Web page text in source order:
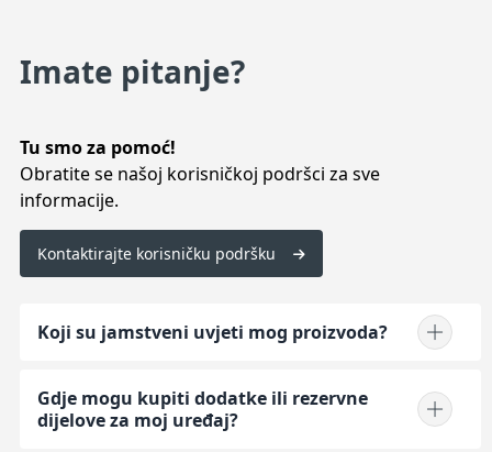
Imate pitanje?
Tu smo za pomoć!
Obratite se našoj korisničkoj podršci za sve
informacije.
Kontaktirajte korisničku podršku
Koji su jamstveni uvjeti mog proizvoda?
Gdje mogu kupiti dodatke ili rezervne
dijelove za moj uređaj?